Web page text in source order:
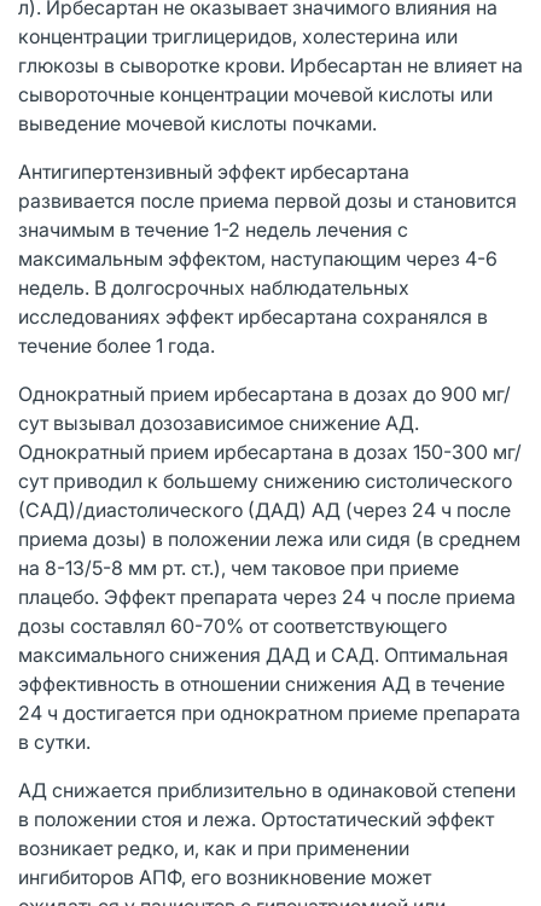
л). Ирбесартан не оказывает значимого влияния на
концентрации триглицеридов, холестерина или
глюкозы в сыворотке крови. Ирбесартан не влияет на
сывороточные концентрации мочевой кислоты или
выведение мочевой кислоты почками.
Антигипертензивный эффект ирбесартана
развивается после приема первой дозы и становится
значимым в течение 1-2 недель лечения с
максимальным эффектом, наступающим через 4-6
недель. В долгосрочных наблюдательных
исследованиях эффект ирбесартана сохранялся в
течение более 1 года.
Однократный прием ирбесартана в дозах до 900 мг/
сут вызывал дозозависимое снижение АД.
Однократный прием ирбесартана в дозах 150-300 мг/
сут приводил к большему снижению систолического
(САД)/диастолического (ДАД) АД (через 24 ч после
приема дозы) в положении лежа или сидя (в среднем
на 8-13/5-8 мм рт. ст.), чем таковое при приеме
плацебо. Эффект препарата через 24 ч после приема
дозы составлял 60-70% от соответствующего
максимального снижения ДАД и САД. Оптимальная
эффективность в отношении снижения АД в течение
24 ч достигается при однократном приеме препарата
в сутки.
АД снижается приблизительно в одинаковой степени
в положении стоя и лежа. Ортостатический эффект
возникает редко, и, как и при применении
ингибиторов АПФ, его возникновение может